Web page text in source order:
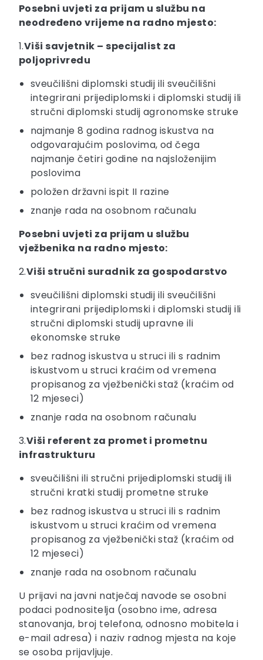
Posebni uvjeti za prijam u službu na
neodređeno vrijeme na radno mjesto:
1.Viši savjetnik – specijalist za
poljoprivredu
sveučilišni diplomski studij ili sveučilišni
integrirani prijediplomski i diplomski studij ili
stručni diplomski studij agronomske struke
najmanje 8 godina radnog iskustva na
odgovarajućim poslovima, od čega
najmanje četiri godine na najsloženijim
poslovima
položen državni ispit II razine
znanje rada na osobnom računalu
Posebni uvjeti za prijam u službu
vježbenika na radno mjesto:
2.Viši stručni suradnik za gospodarstvo
sveučilišni diplomski studij ili sveučilišni
integrirani prijediplomski i diplomski studij ili
stručni diplomski studij upravne ili
ekonomske struke
bez radnog iskustva u struci ili s radnim
iskustvom u struci kraćim od vremena
propisanog za vježbenički staž (kraćim od
12 mjeseci)
znanje rada na osobnom računalu
3.Viši referent za promet i prometnu
infrastrukturu
sveučilišni ili stručni prijediplomski studij ili
stručni kratki studij prometne struke
bez radnog iskustva u struci ili s radnim
iskustvom u struci kraćim od vremena
propisanog za vježbenički staž (kraćim od
12 mjeseci)
znanje rada na osobnom računalu
U prijavi na javni natječaj navode se osobni
podaci podnositelja (osobno ime, adresa
stanovanja, broj telefona, odnosno mobitela i
e-mail adresa) i naziv radnog mjesta na koje
se osoba prijavljuje.